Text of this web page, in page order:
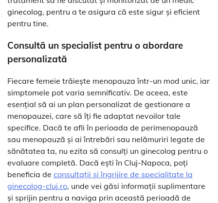
ginecolog, pentru a te asigura că este sigur și eficient
pentru tine.
Consultă un specialist pentru o abordare
personalizată
Fiecare femeie trăiește menopauza într-un mod unic, iar
simptomele pot varia semnificativ. De aceea, este
esențial să ai un plan personalizat de gestionare a
menopauzei, care să îți fie adaptat nevoilor tale
specifice. Dacă te afli în perioada de perimenopauză
sau menopauză și ai întrebări sau nelămuriri legate de
sănătatea ta, nu ezita să consulți un ginecolog pentru o
evaluare completă. Dacă ești în Cluj-Napoca, poți
beneficia de consultații și îngrijire de specialitate la
ginecolog-cluj.ro, unde vei găsi informații suplimentare
și sprijin pentru a naviga prin această perioadă de